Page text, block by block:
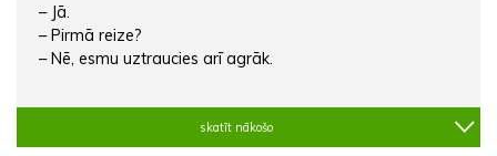
– Jā.
– Pirmā reize?
– Nē, esmu uztraucies arī agrāk.
skatīt nākošo